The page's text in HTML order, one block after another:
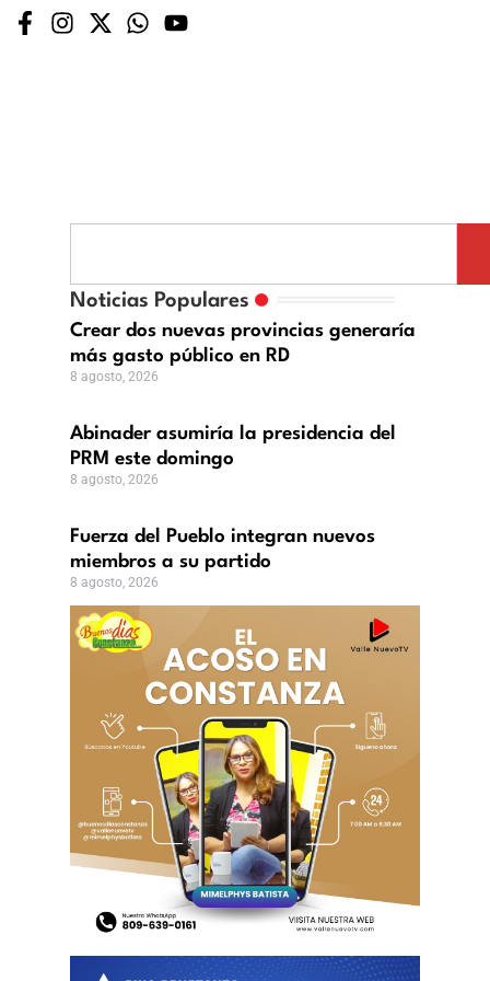
Noticias Populares
Crear dos nuevas provincias generaría
más gasto público en RD
8 agosto, 2026
Abinader asumiría la presidencia del
PRM este domingo
8 agosto, 2026
Fuerza del Pueblo integran nuevos
miembros a su partido
8 agosto, 2026